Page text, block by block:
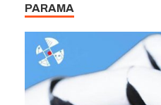
PARAMA